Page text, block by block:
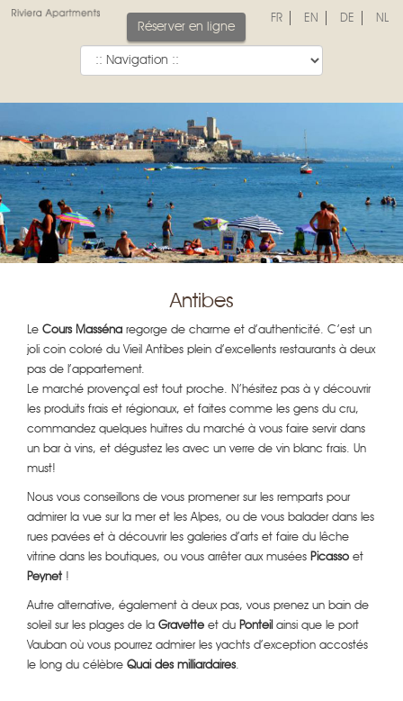
FR EN DE NL
Réserver en ligne
Antibes
Le Cours Masséna regorge de charme et d’authenticité. C’est un
joli coin coloré du Vieil Antibes plein d’excellents restaurants à deux
pas de l’appartement.
Le marché provençal est tout proche. N’hésitez pas à y découvrir
les produits frais et régionaux, et faites comme les gens du cru,
commandez quelques huitres du marché à vous faire servir dans
un bar à vins, et dégustez les avec un verre de vin blanc frais. Un
must!
Nous vous conseillons de vous promener sur les remparts pour
admirer la vue sur la mer et les Alpes, ou de vous balader dans les
rues pavées et à découvrir les galeries d’arts et faire du lêche
vitrine dans les boutiques, ou vous arrêter aux musées Picasso et
Peynet !
Autre alternative, également à deux pas, vous prenez un bain de
soleil sur les plages de la Gravette et du Ponteil ainsi que le port
Vauban où vous pourrez admirer les yachts d’exception accostés
le long du célèbre Quai des milliardaires.